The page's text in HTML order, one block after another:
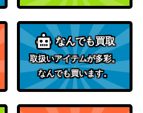
ミア）
バンダイ
（SHY）
18,000
バンダイ
（魔法少女まどか☆マ
ギカ）
20,000
なんでも買取
取扱いアイテムが多彩。
なんでも買います。